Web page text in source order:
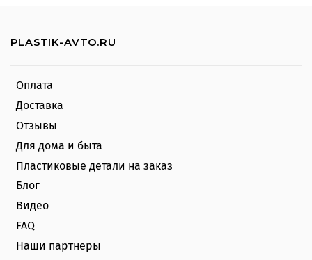
Оплата
Доставка
Отзывы
Для дома и быта
Пластиковые детали на заказ
Блог
Видео
FAQ
Наши партнеры
PLASTIK-AVTO.RU